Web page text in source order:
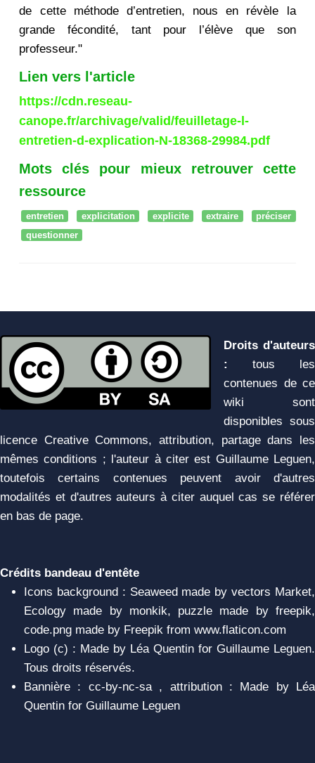
de cette méthode d’entretien, nous en révèle la
grande fécondité, tant pour l’élève que son
professeur."
Lien vers l'article
https://cdn.reseau-
canope.fr/archivage/valid/feuilletage-l-
entretien-d-explication-N-18368-29984.pdf
Mots clés pour mieux retrouver cette
ressource
entretien explicitation explicite extraire
préciser
questionner
Droits d'auteurs
:
tous les
contenues de ce
wiki sont
disponibles sous
licence Creative Commons, attribution, partage dans les
mêmes conditions ; l'auteur à citer est Guillaume Leguen,
toutefois certains contenues peuvent avoir d'autres
modalités et d'autres auteurs à citer auquel cas se référer
en bas de page.
Crédits bandeau d'entête
Icons background : Seaweed made by vectors Market,
Ecology made by monkik, puzzle made by freepik,
code.png made by Freepik from www.flaticon.com
Logo (c) : Made by Léa Quentin for Guillaume Leguen.
Tous droits réservés.
Bannière : cc-by-nc-sa , attribution : Made by Léa
Quentin for Guillaume Leguen